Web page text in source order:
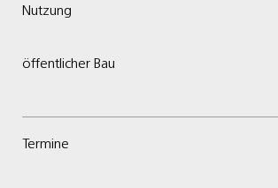
Nutzung
öffentlicher Bau
Termine